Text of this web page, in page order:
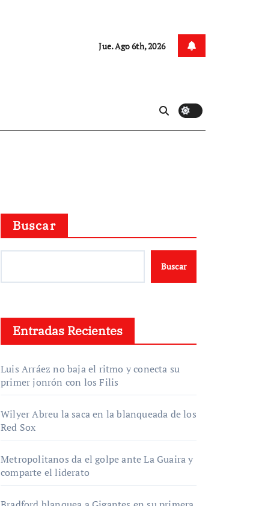
Jue. Ago 6th, 2026
Buscar
Buscar
Entradas Recientes
Luis Arráez no baja el ritmo y conecta su
primer jonrón con los Filis
Wilyer Abreu la saca en la blanqueada de los
Red Sox
Metropolitanos da el golpe ante La Guaira y
comparte el liderato